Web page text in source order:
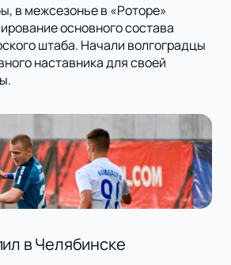
в межсезонье в «Роторе»
основного состава
штаба. Начали волгоградцы
наставника для своей
в Челябинске